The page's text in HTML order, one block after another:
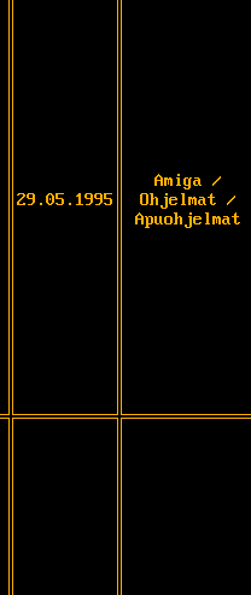
29.05.1995
Amiga /
Ohjelmat /
Apuohjelmat